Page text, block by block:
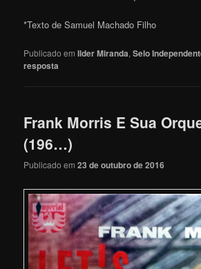
*Texto de Samuel Machado Filho
Publicado em Ilder Miranda,Selo
resposta
Frank Morris E Sua
(196…)
Publicado em23 de outubro de 2016